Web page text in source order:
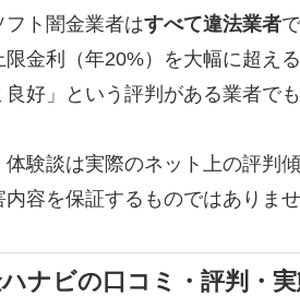
フト闇金業者はすべて違法業者
金利（年20%）を大幅に超え
良好」という評判がある業者で
験談は実際のネット上の評判
容を保証するものではありませ
ナビの口コミ・評判・実